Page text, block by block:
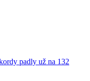
padly už na 132